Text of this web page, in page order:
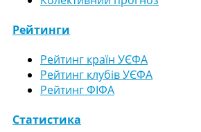
Рейтинги
Рейтинг країн УЄФА
Рейтинг клубів УЄФА
Рейтинг ФІФА
Статистика